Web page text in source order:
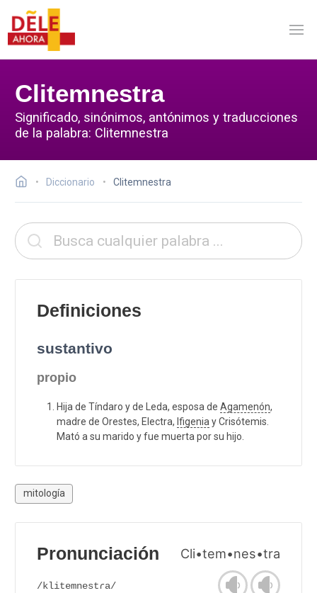
Clitemnestra
Significado, sinónimos, antónimos y traducciones
de la palabra: Clitemnestra
Diccionario Clitemnestra
Definiciones
sustantivo
propio
Hija de Tíndaro y de Leda, esposa de Agamenón,
madre de Orestes, Electra, Ifigenia y Crisótemis.
Mató a su marido y fue muerta por su hijo.
mitología
Pronunciación Cli•tem•nes•tra
/klitemnestɾa/